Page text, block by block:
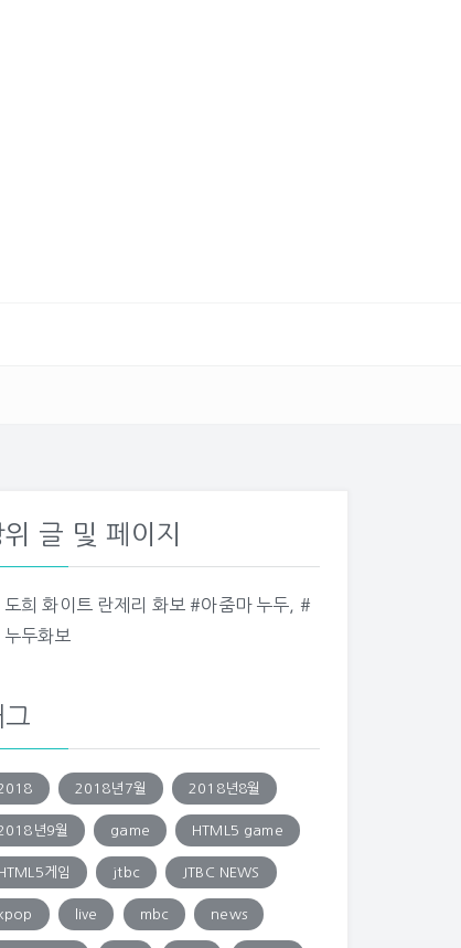
위 글 및 페이지
도희 화이트 란제리 화보 #아줌마 누두, #
누두화보
그
2018년7월 2018년8월
년9월 game HTML5 game
게임 jtbc JTBC NEWS
kpop live mbc news